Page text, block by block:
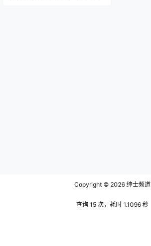
Copyright © 2026 绅士频道
查询 15 次，耗时 1.1096 秒